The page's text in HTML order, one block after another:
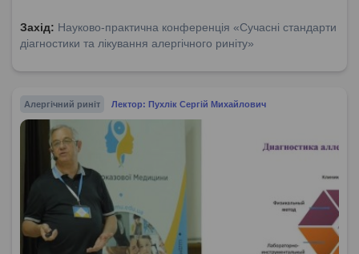
Захід: Науково-практична конференція «Сучасні стандарти
діагностики та лікування алергічного риніту»
Алергічний риніт Лектор: Пухлік Сергій Михайлович